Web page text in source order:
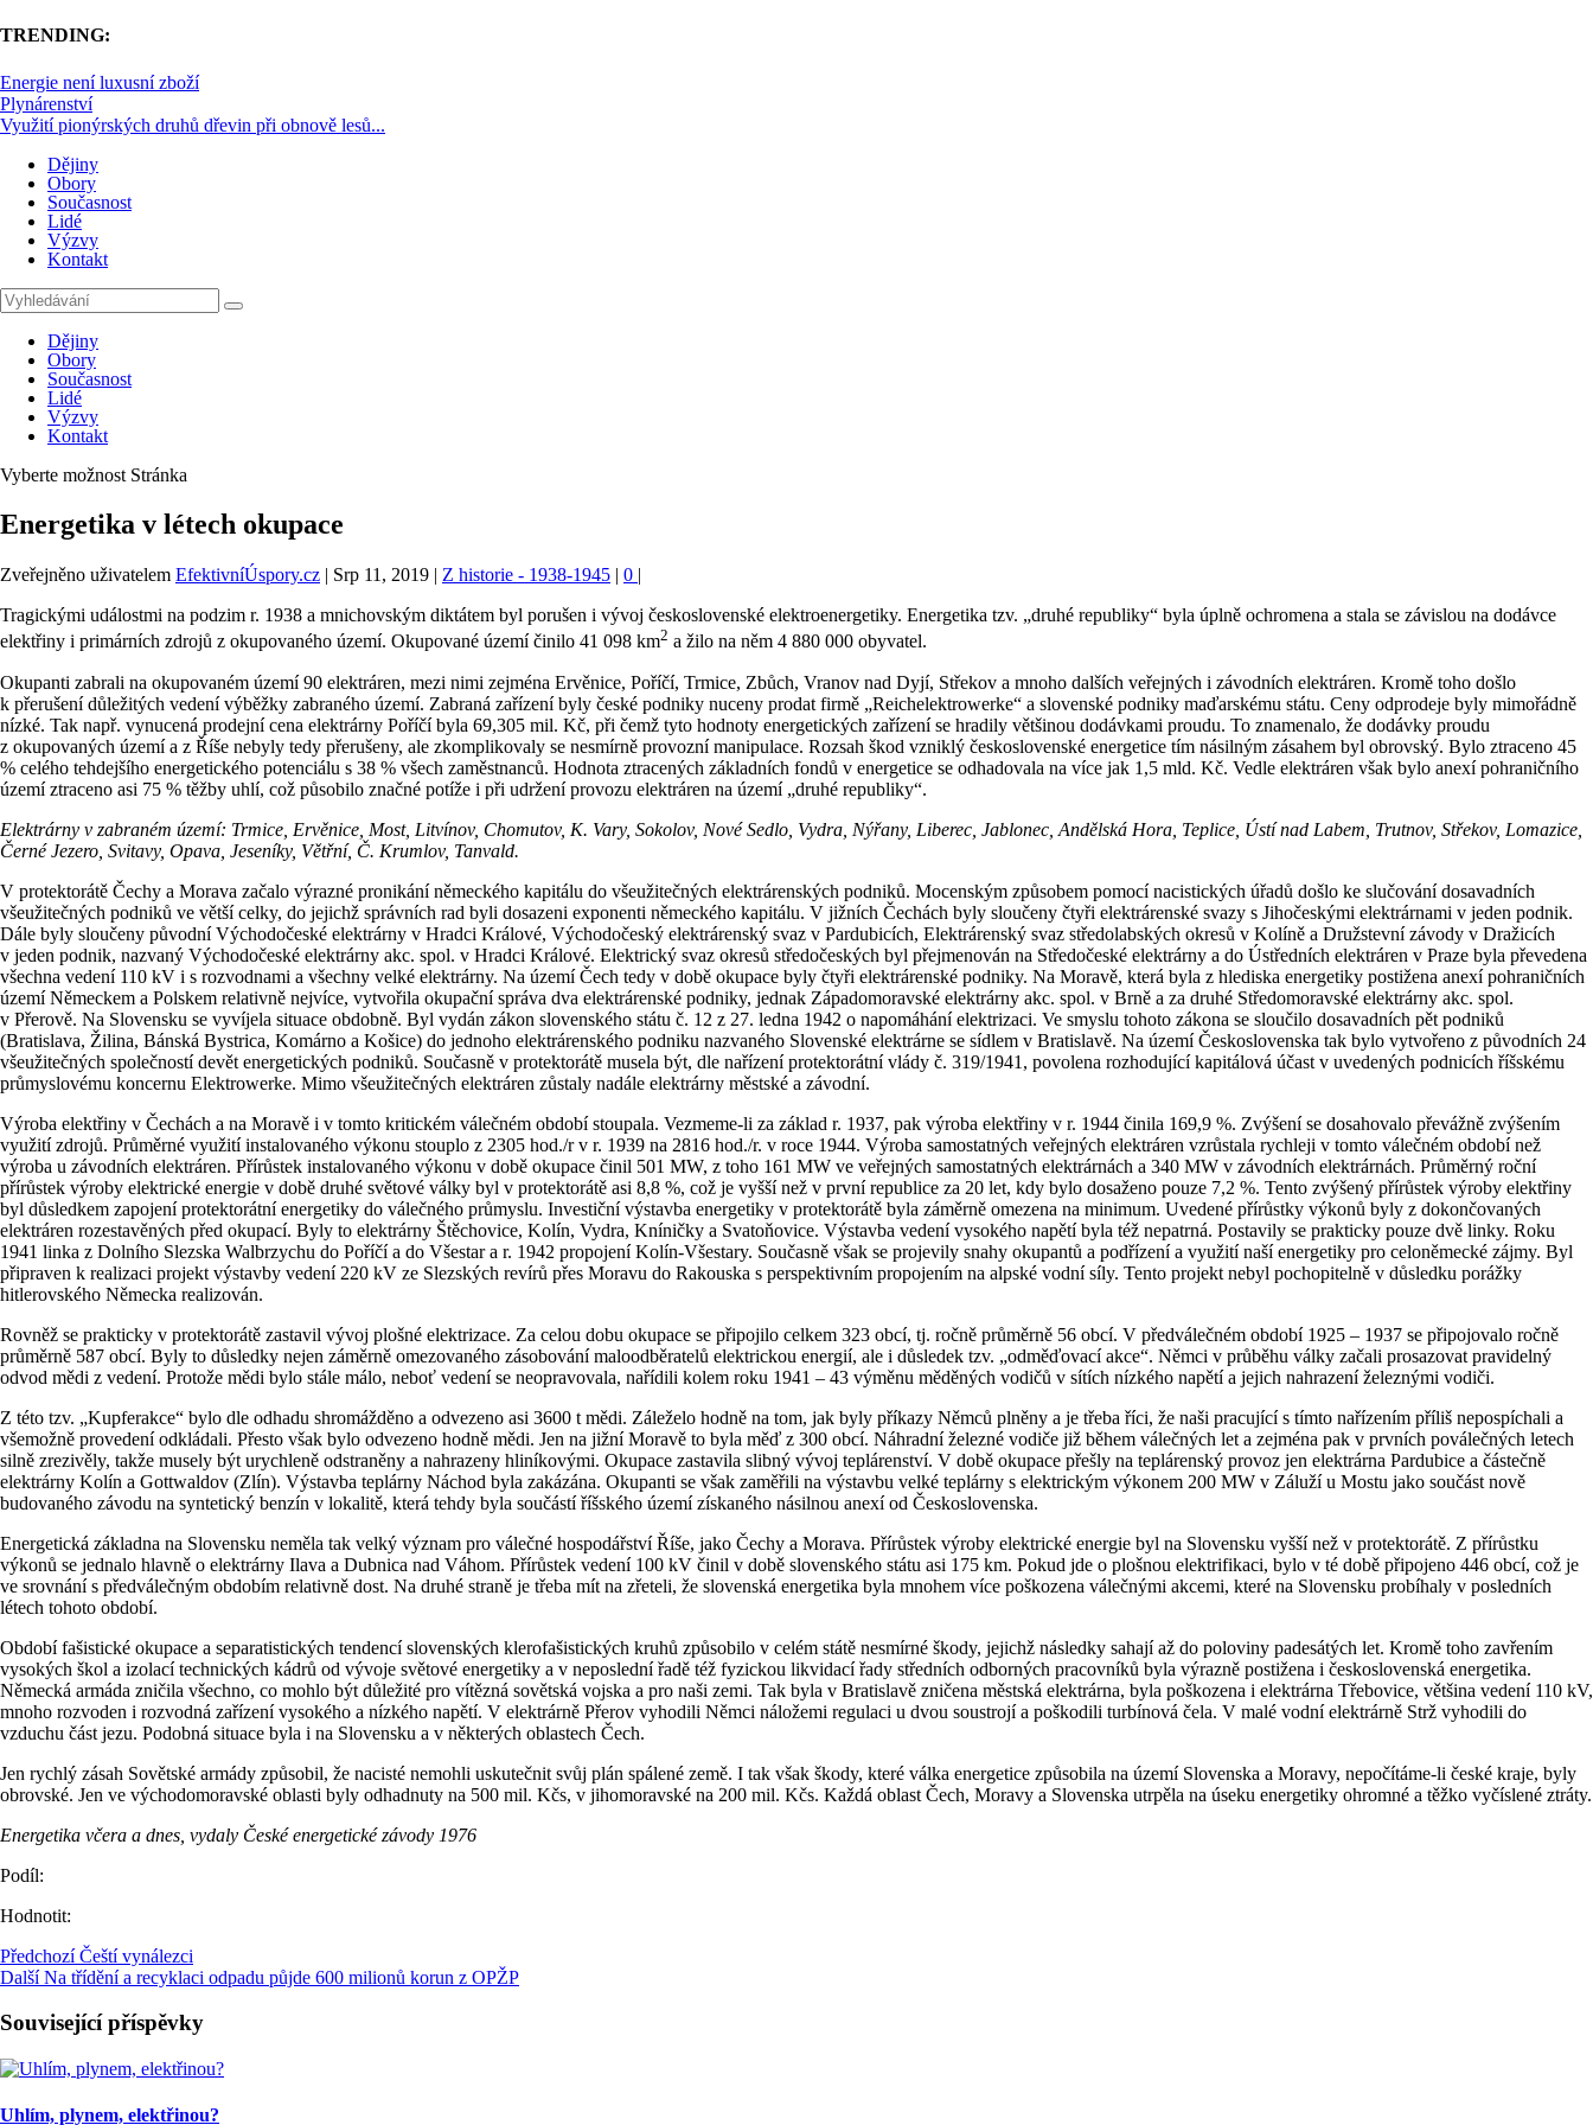
TRENDING:
Energie není luxusní zboží
Plynárenství
Využití pionýrských druhů dřevin při obnově lesů...
Dějiny
Obory
Současnost
Lidé
Výzvy
Kontakt
Dějiny
Obory
Současnost
Lidé
Výzvy
Kontakt
Vyberte možnost Stránka
Energetika v létech okupace
Zveřejněno uživatelem EfektivníÚspory.cz | Srp 11, 2019 | Z historie - 1938-1945 | 0 |
Tragickými událostmi na podzim r. 1938 a mnichovským diktátem byl porušen i vývoj československé elektroenergetiky. Energetika tzv. „druhé republiky“ byla úplně ochromena a stala se závislou na dodávce
elektřiny i primárních zdrojů z okupovaného území. Okupované území činilo 41 098 km2 a žilo na něm 4 880 000 obyvatel.
Okupanti zabrali na okupovaném území 90 elektráren, mezi nimi zejména Ervěnice, Poříčí, Trmice, Zbůch, Vranov nad Dyjí, Střekov a mnoho dalších veřejných i závodních elektráren. Kromě toho došlo
k přerušení důležitých vedení výběžky zabraného území. Zabraná zařízení byly české podniky nuceny prodat firmě „Reichelektrowerke“ a slovenské podniky maďarskému státu. Ceny odprodeje byly mimořádně
nízké. Tak např. vynucená prodejní cena elektrárny Poříčí byla 69,305 mil. Kč, při čemž tyto hodnoty energetických zařízení se hradily většinou dodávkami proudu. To znamenalo, že dodávky proudu
z okupovaných území a z Říše nebyly tedy přerušeny, ale zkomplikovaly se nesmírně provozní manipulace. Rozsah škod vzniklý československé energetice tím násilným zásahem byl obrovský. Bylo ztraceno 45
% celého tehdejšího energetického potenciálu s 38 % všech zaměstnanců. Hodnota ztracených základních fondů v energetice se odhadovala na více jak 1,5 mld. Kč. Vedle elektráren však bylo anexí pohraničního
území ztraceno asi 75 % těžby uhlí, což působilo značné potíže i při udržení provozu elektráren na území „druhé republiky“.
Elektrárny v zabraném území: Trmice, Ervěnice, Most, Litvínov, Chomutov, K. Vary, Sokolov, Nové Sedlo, Vydra, Nýřany, Liberec, Jablonec, Andělská Hora, Teplice, Ústí nad Labem, Trutnov, Střekov, Lomazice,
Černé Jezero, Svitavy, Opava, Jeseníky, Větřní, Č. Krumlov, Tanvald.
V protektorátě Čechy a Morava začalo výrazné pronikání německého kapitálu do všeužitečných elektrárenských podniků. Mocenským způsobem pomocí nacistických úřadů došlo ke slučování dosavadních
všeužitečných podniků ve větší celky, do jejichž správních rad byli dosazeni exponenti německého kapitálu. V jižních Čechách byly sloučeny čtyři elektrárenské svazy s Jihočeskými elektrárnami v jeden podnik.
Dále byly sloučeny původní Východočeské elektrárny v Hradci Králové, Východočeský elektrárenský svaz v Pardubicích, Elektrárenský svaz středolabských okresů v Kolíně a Družstevní závody v Dražicích
v jeden podnik, nazvaný Východočeské elektrárny akc. spol. v Hradci Králové. Elektrický svaz okresů středočeských byl přejmenován na Středočeské elektrárny a do Ústředních elektráren v Praze byla převedena
všechna vedení 110 kV i s rozvodnami a všechny velké elektrárny. Na území Čech tedy v době okupace byly čtyři elektrárenské podniky. Na Moravě, která byla z hlediska energetiky postižena anexí pohraničních
území Německem a Polskem relativně nejvíce, vytvořila okupační správa dva elektrárenské podniky, jednak Západomoravské elektrárny akc. spol. v Brně a za druhé Středomoravské elektrárny akc. spol.
v Přerově. Na Slovensku se vyvíjela situace obdobně. Byl vydán zákon slovenského státu č. 12 z 27. ledna 1942 o napomáhání elektrizaci. Ve smyslu tohoto zákona se sloučilo dosavadních pět podniků
(Bratislava, Žilina, Bánská Bystrica, Komárno a Košice) do jednoho elektrárenského podniku nazvaného Slovenské elektrárne se sídlem v Bratislavě. Na území Československa tak bylo vytvořeno z původních 24
všeužitečných společností devět energetických podniků. Současně v protektorátě musela být, dle nařízení protektorátní vlády č. 319/1941, povolena rozhodující kapitálová účast v uvedených podnicích říšskému
průmyslovému koncernu Elektrowerke. Mimo všeužitečných elektráren zůstaly nadále elektrárny městské a závodní.
Výroba elektřiny v Čechách a na Moravě i v tomto kritickém válečném období stoupala. Vezmeme-li za základ r. 1937, pak výroba elektřiny v r. 1944 činila 169,9 %. Zvýšení se dosahovalo převážně zvýšením
využití zdrojů. Průměrné využití instalovaného výkonu stouplo z 2305 hod./r v r. 1939 na 2816 hod./r. v roce 1944. Výroba samostatných veřejných elektráren vzrůstala rychleji v tomto válečném období než
výroba u závodních elektráren. Přírůstek instalovaného výkonu v době okupace činil 501 MW, z toho 161 MW ve veřejných samostatných elektrárnách a 340 MW v závodních elektrárnách. Průměrný roční
přírůstek výroby elektrické energie v době druhé světové války byl v protektorátě asi 8,8 %, což je vyšší než v první republice za 20 let, kdy bylo dosaženo pouze 7,2 %. Tento zvýšený přírůstek výroby elektřiny
byl důsledkem zapojení protektorátní energetiky do válečného průmyslu. Investiční výstavba energetiky v protektorátě byla záměrně omezena na minimum. Uvedené přírůstky výkonů byly z dokončovaných
elektráren rozestavěných před okupací. Byly to elektrárny Štěchovice, Kolín, Vydra, Kníničky a Svatoňovice. Výstavba vedení vysokého napětí byla též nepatrná. Postavily se prakticky pouze dvě linky. Roku
1941 linka z Dolního Slezska Walbrzychu do Poříčí a do Všestar a r. 1942 propojení Kolín-Všestary. Současně však se projevily snahy okupantů a podřízení a využití naší energetiky pro celoněmecké zájmy. Byl
připraven k realizaci projekt výstavby vedení 220 kV ze Slezských revírů přes Moravu do Rakouska s perspektivním propojením na alpské vodní síly. Tento projekt nebyl pochopitelně v důsledku porážky
hitlerovského Německa realizován.
Rovněž se prakticky v protektorátě zastavil vývoj plošné elektrizace. Za celou dobu okupace se připojilo celkem 323 obcí, tj. ročně průměrně 56 obcí. V předválečném období 1925 – 1937 se připojovalo ročně
průměrně 587 obcí. Byly to důsledky nejen záměrně omezovaného zásobování maloodběratelů elektrickou energií, ale i důsledek tzv. „odměďovací akce“. Němci v průběhu války začali prosazovat pravidelný
odvod mědi z vedení. Protože mědi bylo stále málo, neboť vedení se neopravovala, nařídili kolem roku 1941 – 43 výměnu měděných vodičů v sítích nízkého napětí a jejich nahrazení železnými vodiči.
Z této tzv. „Kupferakce“ bylo dle odhadu shromážděno a odvezeno asi 3600 t mědi. Záleželo hodně na tom, jak byly příkazy Němců plněny a je třeba říci, že naši pracující s tímto nařízením příliš nepospíchali a
všemožně provedení odkládali. Přesto však bylo odvezeno hodně mědi. Jen na jižní Moravě to byla měď z 300 obcí. Náhradní železné vodiče již během válečných let a zejména pak v prvních poválečných letech
silně zrezivěly, takže musely být urychleně odstraněny a nahrazeny hliníkovými. Okupace zastavila slibný vývoj teplárenství. V době okupace přešly na teplárenský provoz jen elektrárna Pardubice a částečně
elektrárny Kolín a Gottwaldov (Zlín). Výstavba teplárny Náchod byla zakázána. Okupanti se však zaměřili na výstavbu velké teplárny s elektrickým výkonem 200 MW v Záluží u Mostu jako součást nově
budovaného závodu na syntetický benzín v lokalitě, která tehdy byla součástí říšského území získaného násilnou anexí od Československa.
Energetická základna na Slovensku neměla tak velký význam pro válečné hospodářství Říše, jako Čechy a Morava. Přírůstek výroby elektrické energie byl na Slovensku vyšší než v protektorátě. Z přírůstku
výkonů se jednalo hlavně o elektrárny Ilava a Dubnica nad Váhom. Přírůstek vedení 100 kV činil v době slovenského státu asi 175 km. Pokud jde o plošnou elektrifikaci, bylo v té době připojeno 446 obcí, což je
ve srovnání s předválečným obdobím relativně dost. Na druhé straně je třeba mít na zřeteli, že slovenská energetika byla mnohem více poškozena válečnými akcemi, které na Slovensku probíhaly v posledních
létech tohoto období.
Období fašistické okupace a separatistických tendencí slovenských klerofašistických kruhů způsobilo v celém státě nesmírné škody, jejichž následky sahají až do poloviny padesátých let. Kromě toho zavřením
vysokých škol a izolací technických kádrů od vývoje světové energetiky a v neposlední řadě též fyzickou likvidací řady středních odborných pracovníků byla výrazně postižena i československá energetika.
Německá armáda zničila všechno, co mohlo být důležité pro vítězná sovětská vojska a pro naši zemi. Tak byla v Bratislavě zničena městská elektrárna, byla poškozena i elektrárna Třebovice, většina vedení 110 kV,
mnoho rozvoden i rozvodná zařízení vysokého a nízkého napětí. V elektrárně Přerov vyhodili Němci náložemi regulaci u dvou soustrojí a poškodili turbínová čela. V malé vodní elektrárně Strž vyhodili do
vzduchu část jezu. Podobná situace byla i na Slovensku a v některých oblastech Čech.
Jen rychlý zásah Sovětské armády způsobil, že nacisté nemohli uskutečnit svůj plán spálené země. I tak však škody, které válka energetice způsobila na území Slovenska a Moravy, nepočítáme-li české kraje, byly
obrovské. Jen ve východomoravské oblasti byly odhadnuty na 500 mil. Kčs, v jihomoravské na 200 mil. Kčs. Každá oblast Čech, Moravy a Slovenska utrpěla na úseku energetiky ohromné a těžko vyčíslené ztráty.
Energetika včera a dnes, vydaly České energetické závody 1976
Podíl:
Hodnotit:
Předchozí Čeští vynálezci
Další Na třídění a recyklaci odpadu půjde 600 milionů korun z OPŽP
Související příspěvky
Uhlím, plynem, elektřinou?